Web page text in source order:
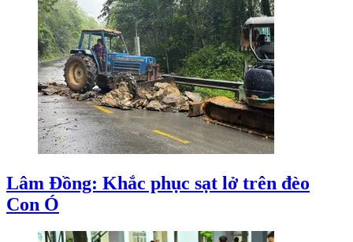
Lâm Đồng: Khắc phục sạt lở trên đèo
Con Ó